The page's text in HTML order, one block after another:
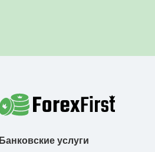
Банковские услуги